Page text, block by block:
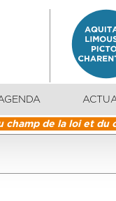
champ de la loi et du